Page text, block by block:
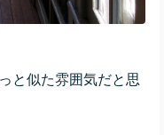
と似た雰囲気だと思